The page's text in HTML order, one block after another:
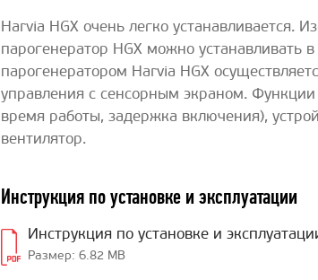
Harvia HGX очень легко устанавливается.
парогенератор HGX можно устанавливать
парогенератором Harvia HGX
управления с сенсорным экраном.
время работы, задержка включения),
вентилятор.
Инструкция по установке и эксплуатации
Инструкция по установке и
Размер: 6.82 MB